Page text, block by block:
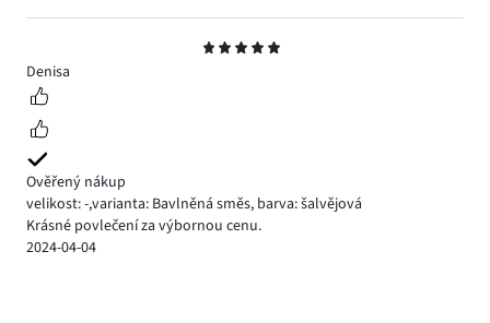
5
Denisa
Ověřený nákup
velikost: -,varianta: Bavlněná směs, barva: šalvějová
Krásné povlečení za výbornou cenu.
2024-04-04